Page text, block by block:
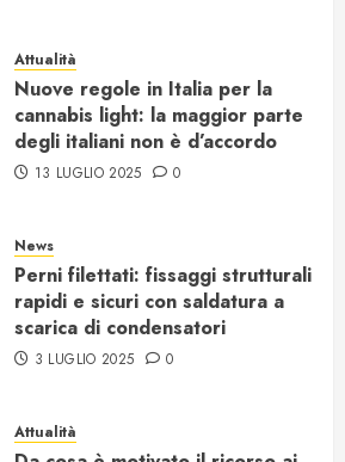
Attualità
Nuove regole in Italia per la
cannabis light: la maggior parte
degli italiani non è d’accordo
13 LUGLIO 2025 0
News
Perni filettati: fissaggi strutturali
rapidi e sicuri con saldatura a
scarica di condensatori
3 LUGLIO 2025 0
Attualità